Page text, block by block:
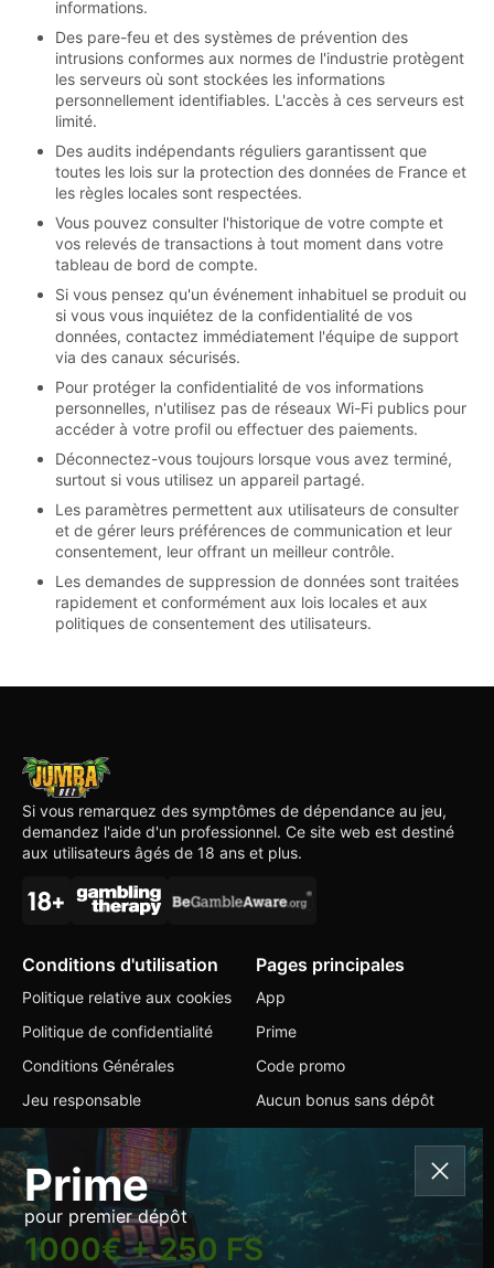
informations.
Des pare-feu et des systèmes de prévention des
intrusions conformes aux normes de l'industrie protègent
les serveurs où sont stockées les informations
personnellement identifiables. L'accès à ces serveurs est
limité.
Des audits indépendants réguliers garantissent que
toutes les lois sur la protection des données de France et
les règles locales sont respectées.
Vous pouvez consulter l'historique de votre compte et
vos relevés de transactions à tout moment dans votre
tableau de bord de compte.
Si vous pensez qu'un événement inhabituel se produit ou
si vous vous inquiétez de la confidentialité de vos
données, contactez immédiatement l'équipe de support
via des canaux sécurisés.
Pour protéger la confidentialité de vos informations
personnelles, n'utilisez pas de réseaux Wi-Fi publics pour
accéder à votre profil ou effectuer des paiements.
Déconnectez-vous toujours lorsque vous avez terminé,
surtout si vous utilisez un appareil partagé.
Les paramètres permettent aux utilisateurs de consulter
et de gérer leurs préférences de communication et leur
consentement, leur offrant un meilleur contrôle.
Les demandes de suppression de données sont traitées
rapidement et conformément aux lois locales et aux
politiques de consentement des utilisateurs.
Prime
pour premier dépôt
1000€ + 250 FS
Si vous remarquez des symptômes de dépendance au jeu,
demandez l'aide d'un professionnel. Ce site web est destiné
aux utilisateurs âgés de 18 ans et plus.
Conditions d'utilisation
Politique relative aux cookies
Politique de confidentialité
Conditions Générales
Jeu responsable
Pages principales
App
Prime
Code promo
Aucun bonus sans dépôt
Contacts
+599 9 2228304
info@jumbabets.com